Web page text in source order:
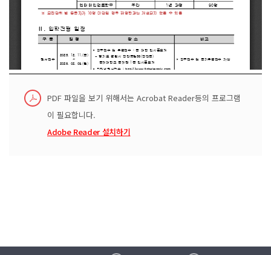
PDF 파일을 보기 위해서는 Acrobat Reader등의 프로그램
이 필요합니다.
Adobe Reader 설치하기